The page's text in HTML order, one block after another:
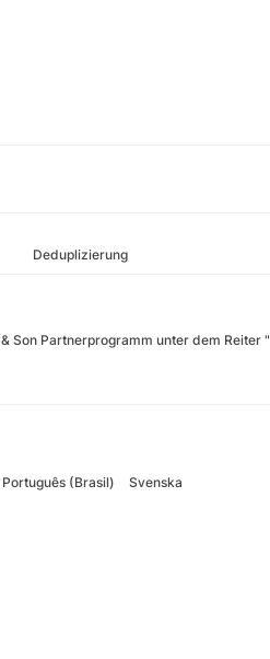
Deduplizierung
Son Partnerprogramm unter dem Reiter
Português (Brasil) Svenska